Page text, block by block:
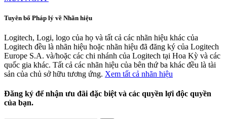
Tuyên bố Pháp lý về Nhãn hiệu
Logitech, Logi, logo của họ và tất cả các nhãn hiệu khác của
Logitech đều là nhãn hiệu hoặc nhãn hiệu đã đăng ký của Logitech
Europe S.A. và/hoặc các chi nhánh của Logitech tại Hoa Kỳ và các
quốc gia khác. Tất cả các nhãn hiệu của bên thứ ba khác đều là tài
sản của chủ sở hữu tương ứng. Xem tất cả nhãn hiệu
Đăng ký để nhận ưu đãi đặc biệt và các quyền lợi độc quyền
của bạn.